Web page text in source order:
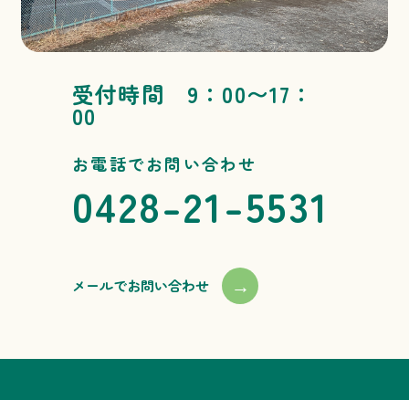
受付時間 9：00〜17：
00
お電話でお問い合わせ
0428-21-5531
メールでお問い合わせ →